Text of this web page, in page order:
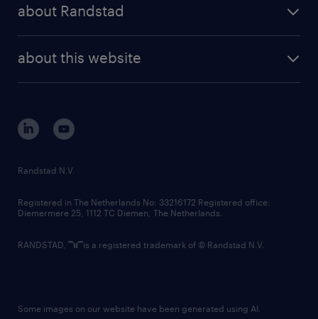
randstad professional
randstad digital
about Randstad
corporate governance
randstad innovation fund
country websites
about this website
Randstad N.V.
Registered in The Netherlands No: 33216172 Registered office:
Diemermere 25, 1112 TC Diemen, The Netherlands.
RANDSTAD, is a registered trademark of © Randstad N.V.
Some images on our website have been generated using AI.